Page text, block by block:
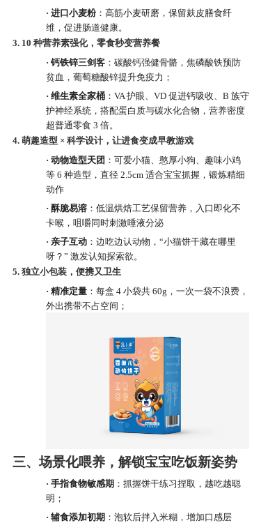
· 进口小麦粉：高筋小麦研磨，保留麸皮膳食纤
维，促进肠道健康。
3. 10 种营养素强化，零食秒变营养餐
· 钙铁锌三剑客：碳酸钙强健骨骼，焦磷酸铁预防
贫血，葡萄糖酸锌提升免疫力；
· 维生素全家桶： VA 护眼、VD 促进钙吸收、B 族守
护神经系统，搭配蛋白质与碳水化合物，营养密度
超普通零食 3 倍。
4. 萌趣造型 × 科学设计，让进食变成早教游戏
· 动物造型天团 ： 可爱小猫、憨厚小狗、
趣味小鸡
等 6 种造型，直径 2.5cm 适合宝宝抓握，锻炼精细
动作
· 酥脆易溶：低温烘焙工艺保留营养，入口即化不
卡喉，咀嚼同时刺激唾液分泌
· 亲子互动：边吃边认动物， “小猫饼干藏在哪里
呀？ ” 激发认知探索欲。
5. 独立小包装，便携又卫生
· 精准定量：每盒 4 小袋共 60g，一次一袋不浪费，
外出携带不占空间；
三、场景化喂养，解锁宝宝吃饭新姿势
· 手指食物敏感期：抓握饼干练习捏取，越吃越聪
明；
· 辅食添加初期：泡软后拌入米糊，增加口感层